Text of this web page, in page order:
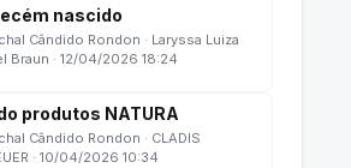
nascido
Cândido Rondon · Laryssa Luiza
Braun · 12/04/2026 18:24
produtos NATURA
Cândido Rondon · CLADIS
· 10/04/2026 10:34